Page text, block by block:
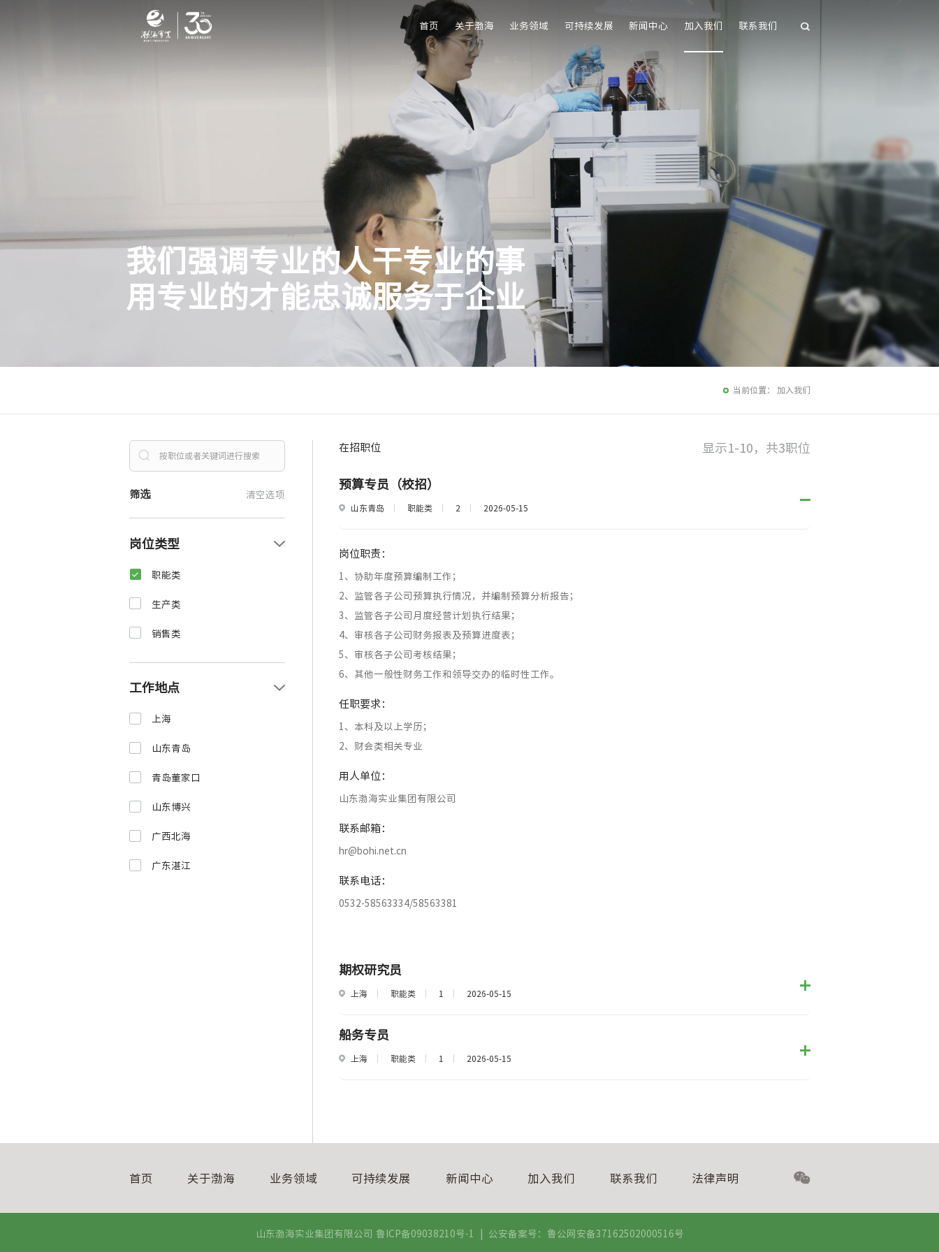
首页 关于渤海 业务领域 可持续发展 新闻中心 加入我们 联系我们
我们强调专业的人干专业的事
用专业的才能忠诚服务于企业
当前位置： 加入我们
筛选 清空选项
岗位类型
职能类
生产类
销售类
工作地点
上海
山东青岛
青岛董家口
山东博兴
广西北海
广东湛江
在招职位 显示1-10 ，共3职位
预算专员（校招）
山东青岛 职能类 2 2026-05-15
岗位职责：
1、协助年度预算编制工作；
2、监管各子公司预算执行情况，并编制预算分析报告；
3、监管各子公司月度经营计划执行结果；
4、审核各子公司财务报表及预算进度表；
5、审核各子公司考核结果；
6、其他一般性财务工作和领导交办的临时性工作。
任职要求：
1、本科及以上学历；
2、财会类相关专业
用人单位：
山东渤海实业集团有限公司
联系邮箱：
hr@bohi.net.cn
联系电话：
0532-58563334/58563381
期权研究员
上海 职能类 1 2026-05-15
船务专员
上海 职能类 1 2026-05-15
首页 关于渤海 业务领域 可持续发展 新闻中心 加入我们 联系我们 法律声明
山东渤海实业集团有限公司 鲁ICP备09038210号-1 公安备案号：鲁公网安备37162502000516号